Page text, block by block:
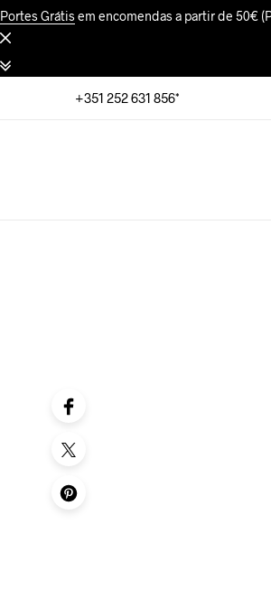
Portes Grátisem encomendas a partir de 50€
+351 252 631 856*